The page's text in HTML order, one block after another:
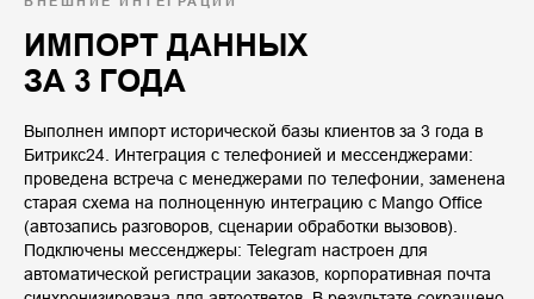
ИМПОРТ ДАННЫХ
ЗА 3 ГОДА
Выполнен импорт исторической базы клиентов за 3 года в
Битрикс24. Интеграция с телефонией и мессенджерами:
проведена встреча с менеджерами по телефонии, заменена
старая схема на полноценную интеграцию с Mango Office
(автозапись разговоров, сценарии обработки вызовов).
Подключены мессенджеры: Telegram настроен для
автоматической регистрации заказов, корпоративная почта